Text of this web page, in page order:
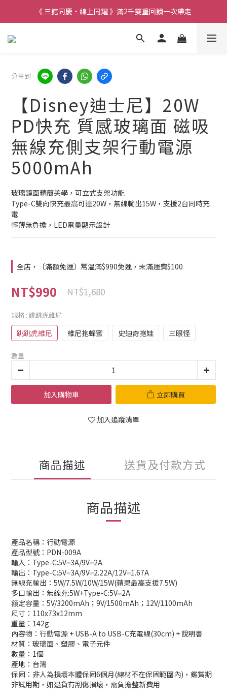
《 三館同慶・線上同耀 》滿2千雙重回饋一次帶走
分享到
【Disney迪士尼】20W
PD快充 質感玻璃面 磁吸
無線充側支架行動電源
5000mAh
玻璃鏡面精簡美學，可立式支架功能
Type-C雙向快充最高可達20W，無線輸出15W，支援2台同時充
電
輕薄無負擔，LED電量顯示設計
全店，〔滿額免運〕常溫滿$990免運，未滿運費$100
NT$990 NT$1,680
規格 : 跳跳虎維尼
跳跳虎維尼 維尼抱蜂蜜 史迪奇抱娃 三眼怪
數量
加入購物車 立即購買
加入追蹤清單
商品描述 送貨及付款方式
商品描述
產品名稱：行動電源
產品型號：PDN-009A
輸入：Type-C:5V⎓3A/9V⎓2A
輸出：Type-C:5V⎓3A/9V⎓2.22A/12V⎓1.67A
無線充輸出：5W/7.5W/10W/15W(蘋果最高支援7.5W)
多口輸出：無線充:5W+Type-C:5V⎓2A
额定容量：5V/3200mAh；9V/1500mAh；12V/1100mAh
尺寸：110x73x12mm
重量：142g
內容物：行動電源 + USB-A to USB-C充電線(30cm) + 說明書
材質：玻璃面、塑膠、電子元件
數量：1個
產地：台灣
保固：非人為損壞本體保固6個月(線材不在保固範圍內)，鑑賞期
非試用期，如退貨有刮傷損壞，需負擔整新費用